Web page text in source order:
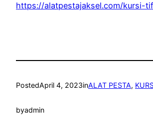
https://alatpestajaksel.com/kursi-
PostedApril 4, 2023inALAT PESTA,
byadmin